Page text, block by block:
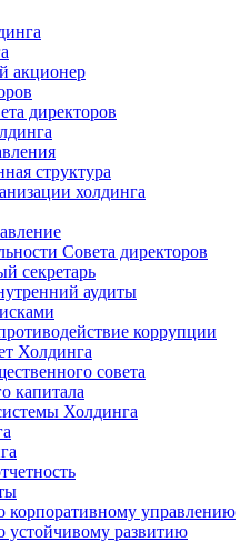
акционер
директоров
структура
холдинга
Совета директоров
секретарь
аудиты
коррупции
Холдинга
совета
капитала
Холдинга
корпоративному управлению
устойчивому развитию